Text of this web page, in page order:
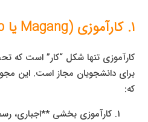
۱. کارآموزی (Magang یا Internship)
کارآموزی تنها شکل “کار” است که
برای دانشجویان مجاز است. این
که:
کارآموزی بخشی **اجباری،